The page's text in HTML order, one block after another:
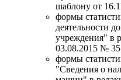
шаблону от
формы
деятельности
учреждения" в
03.08.2015 №
формы
"Сведения о